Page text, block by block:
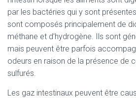
par les bactéries qui y sont
sont composés principalement de
méthane et d’hydrogène. Ils sont
mais peuvent être parfois
odeurs en raison de la présence de
sulfurés.
Les gaz intestinaux peuvent être